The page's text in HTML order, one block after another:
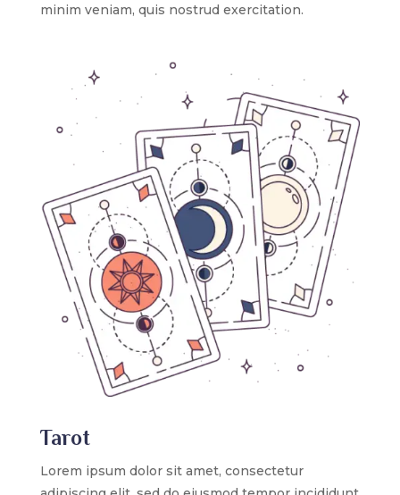
minim veniam, quis nostrud exercitation.
Tarot
Lorem ipsum dolor sit amet, consectetur